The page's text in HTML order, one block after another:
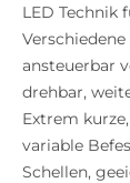
LED Technik
ansteuerbar
drehbar,
Extrem
variable
Schellen,